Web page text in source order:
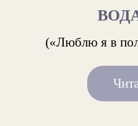
(«Люблю я в